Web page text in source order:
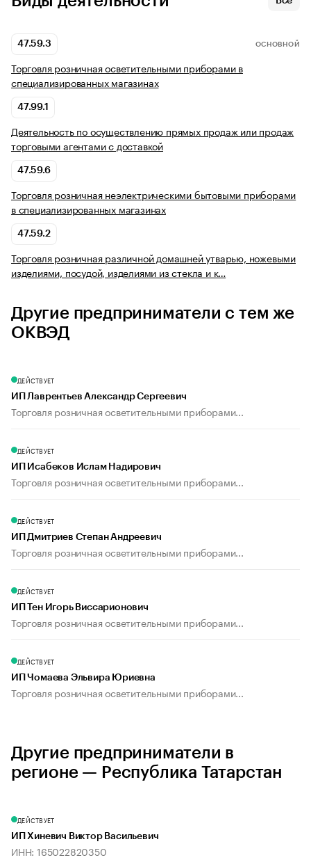
47.59.3 ОСНОВНОЙ
Торговля розничная осветительными приборами в
специализированных магазинах
47.99.1
Деятельность по осуществлению прямых продаж или продаж
торговыми агентами с доставкой
47.59.6
Торговля розничная неэлектрическими бытовыми приборами
в специализированных магазинах
47.59.2
Торговля розничная различной домашней утварью, ножевыми
изделиями, посудой, изделиями из стекла и к…
Другие предприниматели с тем же
ОКВЭД
ДЕЙСТВУЕТ
ИП Лаврентьев Александр Сергеевич
Торговля розничная осветительными приборами...
ДЕЙСТВУЕТ
ИП Исабеков Ислам Надирович
Торговля розничная осветительными приборами...
ДЕЙСТВУЕТ
ИП Дмитриев Степан Андреевич
Торговля розничная осветительными приборами...
ДЕЙСТВУЕТ
ИП Тен Игорь Виссарионович
Торговля розничная осветительными приборами...
ДЕЙСТВУЕТ
ИП Чомаева Эльвира Юриевна
Торговля розничная осветительными приборами...
Другие предприниматели в
регионе — Республика Татарстан
ДЕЙСТВУЕТ
ИП Хиневич Виктор Васильевич
ИНН: 165022820350